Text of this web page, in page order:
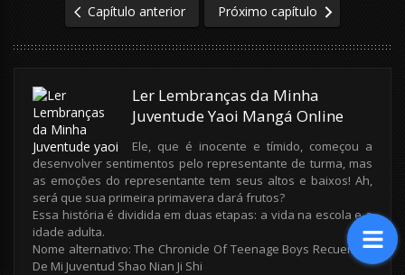
Capítulo anterior Próximo capítulo
Ler Lembranças da Minha
Juventude Yaoi Mangá Online
Ele, que é inocente e tímido, começou a
desenvolver sentimentos pelo representante de turma, mas
as emoções do representante tem seus altos e baixos! Ah,
será que sua primeira primavera dará frutos?
Essa história é dividida em duas etapas: a vida na escola e a
idade adulta.
Nome alternativo: The Chronicle Of Teenage Boys Recuerdos
De Mi Juventud Shao Nian Ji Shi